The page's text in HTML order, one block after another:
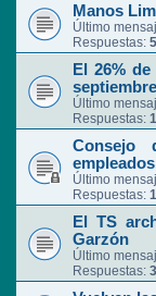
Manos
Último
Respuestas: 5
El 26%
septiembre
Último
Respuestas: 1
Consejo
Último
Respuestas: 1
El TS
Garzón
Último
Respuestas: 3